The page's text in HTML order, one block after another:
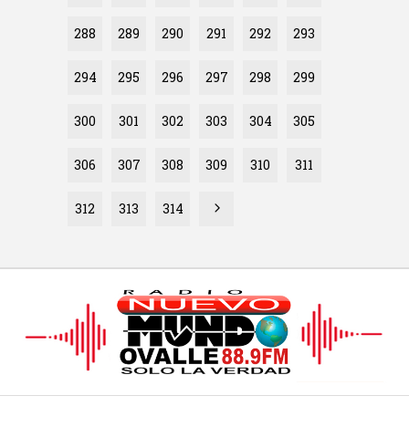
288 289 290 291 292 293
294 295 296 297 298 299
300 301 302 303 304 305
306 307 308 309 310 311
312 313 314